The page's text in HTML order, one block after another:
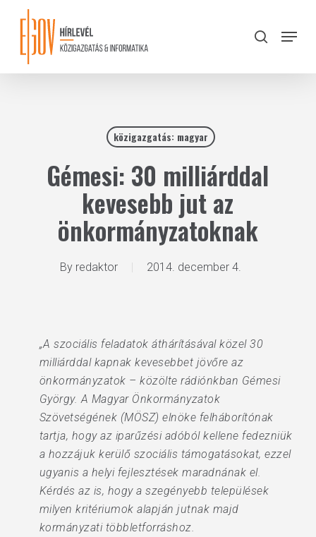
content
search
Menu
közigazgatás: magyar
Gémesi: 30 milliárddal
kevesebb jut az
önkormányzatoknak
By redaktor 2014. december 4.
„A szociális feladatok áthárításával közel 30
milliárddal kapnak kevesebbet jövőre az
önkormányzatok – közölte rádiónkban Gémesi
György. A Magyar Önkormányzatok
Szövetségének (MÖSZ) elnöke felháborítónak
tartja, hogy az iparűzési adóból kellene fedezniük
a hozzájuk kerülő szociális támogatásokat, ezzel
ugyanis a helyi fejlesztések maradnának el.
Kérdés az is, hogy a szegényebb települések
milyen kritériumok alapján jutnak majd
kormányzati többletforráshoz.
Close